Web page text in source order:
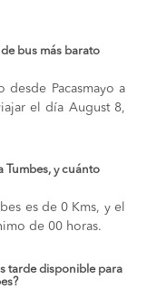
bus más barato
desde Pacasmayo a
el día August 8,
Tumbes, y cuánto
es de 0 Kms, y el
de 00 horas.
tarde disponible para